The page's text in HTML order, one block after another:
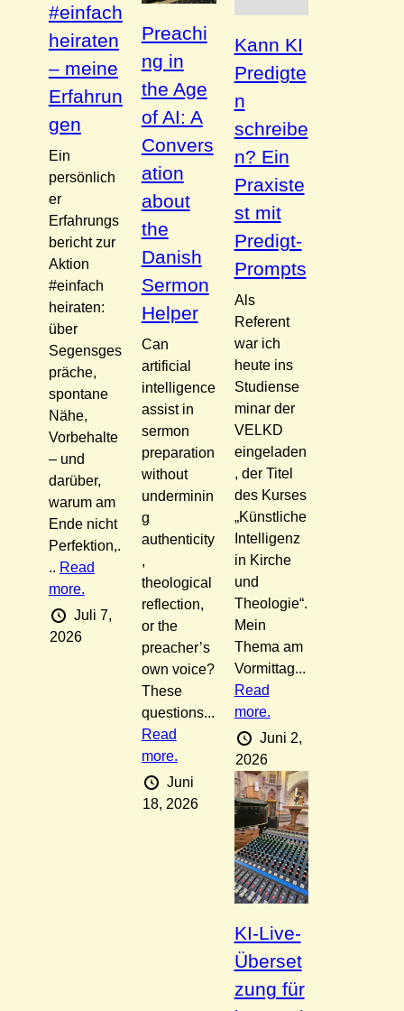
#einfach
heiraten
– meine
Erfahrun
gen
Ein
persönlich
er
Erfahrungs
bericht zur
Aktion
#einfach
heiraten:
über
Segensges
präche,
spontane
Nähe,
Vorbehalte
– und
darüber,
warum am
Ende nicht
Perfektion,.
.. Read
more.
Juli 7,
2026
Preachi
ng in
the Age
of AI: A
Convers
ation
about
the
Danish
Sermon
Helper
Can
artificial
intelligence
assist in
sermon
preparation
without
underminin
g
authenticity
,
theological
reflection,
or the
preacher’s
own voice?
These
questions...
Read
more.
Juni
18, 2026
Kann KI
Predigte
n
schreibe
n? Ein
Praxiste
st mit
Predigt-
Prompts
Als
Referent
war ich
heute ins
Studiense
minar der
VELKD
eingeladen
, der Titel
des Kurses
„Künstliche
Intelligenz
in Kirche
und
Theologie“.
Mein
Thema am
Vormittag...
Read
more.
Juni 2,
2026
KI-Live-
Überset
zung für